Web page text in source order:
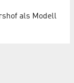
als Modell